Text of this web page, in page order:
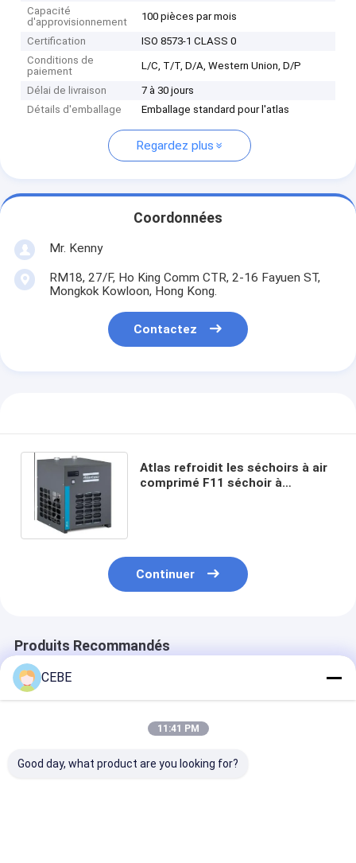
Capacité
d'approvisionnement
100 pièces par mois
Certification
ISO 8573-1 CLASS 0
Conditions de
paiement
L/C, T/T, D/A, Western Union, D/P
Délai de livraison
7 à 30 jours
Détails d'emballage
Emballage standard pour l'atlas
Regardez plus
Coordonnées
Mr. Kenny
RM18, 27/F, Ho King Comm CTR, 2-16 Fayuen ST,
Mongkok Kowloon, Hong Kong.
Contactez
Atlas refroidit les séchoirs à air
comprimé F11 séchoir à
Continuer
Produits Recommandés
CEBE
11:41 PM
Good day, what product are you looking for?